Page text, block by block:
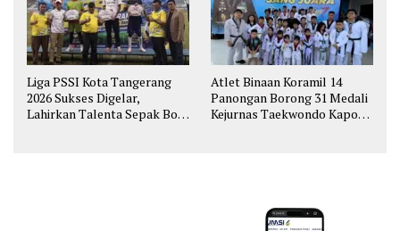
Liga PSSI Kota Tangerang
2026 Sukses Digelar,
Lahirkan Talenta Sepak Bola
Atlet Binaan Koramil 14
Panongan Borong 31 Medali
Kejurnas Taekwondo Kapolri